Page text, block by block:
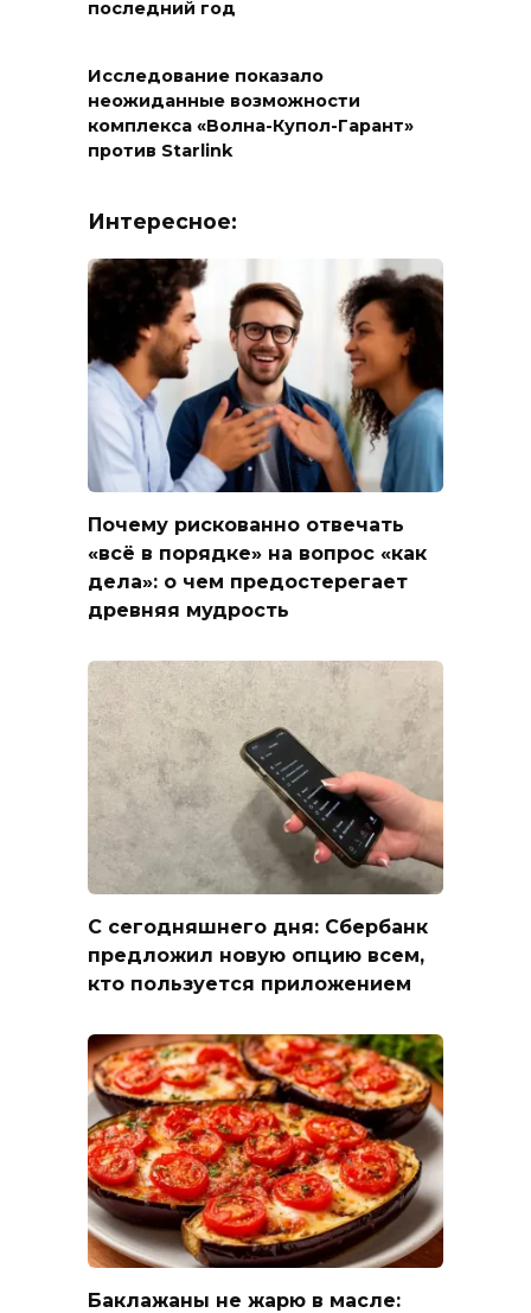
последний год
Исследование показало
неожиданные возможности
комплекса «Волна-Купол-Гарант»
против Starlink
Интересное:
Почему рискованно отвечать
«всё в порядке» на вопрос «как
дела»: о чем предостерегает
древняя мудрость
С сегодняшнего дня: Сбербанк
предложил новую опцию всем,
кто пользуется приложением
Баклажаны не жарю в масле: